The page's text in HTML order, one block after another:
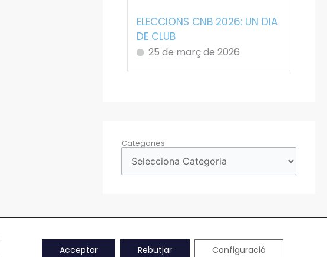
ELECCIONS CNB 2026: UN DIA
DE CLUB
25 de març de 2026
Categories
Acceptar Rebutjar Configuració